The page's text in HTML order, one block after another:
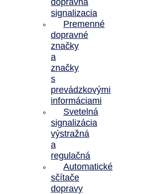
dopravná
signalizacia
Premenné
dopravné
značky
a
značky
s
prevádzkovými
informáciami
Svetelná
signalizácia
výstražná
a
regulačná
Automatické
sčítače
dopravy